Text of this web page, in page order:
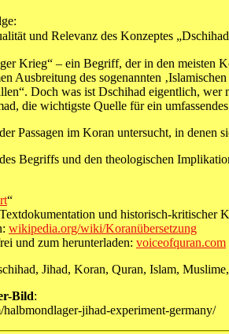
Ausbreitung des sogenannten
Doch was ist Dschihad eigentlich, wer
die wichtigste Quelle für ein
Passagen im Koran untersucht, in denen
Begriffs und den theologischen
“
und historisch-kritischer
wikipedia.org/wiki/Koranübersetzung
und zum herunterladen: voiceofquran.com
Jihad, Koran, Quran, Islam,
Bild:
jihad-experiment-germany/